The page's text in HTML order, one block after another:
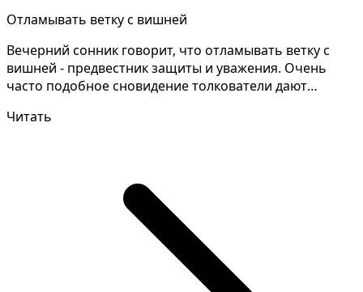
Отламывать ветку с вишней
Вечерний сонник говорит, что отламывать ветку с
вишней - предвестник защиты и уважения. Очень
часто подобное сновидение толкователи дают
Читать